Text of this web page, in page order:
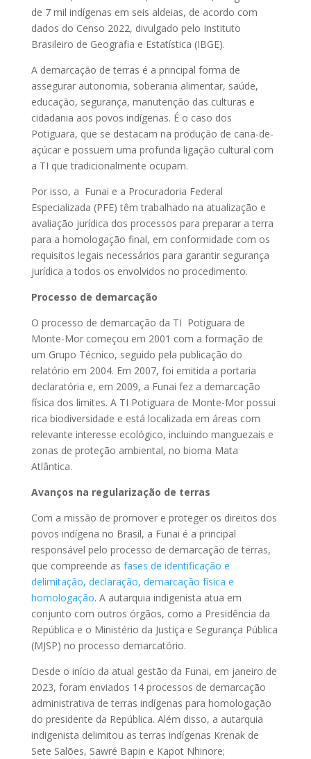
de 7 mil indígenas em seis aldeias, de acordo com
dados do Censo 2022, divulgado pelo Instituto
Brasileiro de Geografia e Estatística (IBGE).
A demarcação de terras é a principal forma de
assegurar autonomia, soberania alimentar, saúde,
educação, segurança, manutenção das culturas e
cidadania aos povos indígenas. É o caso dos
Potiguara, que se destacam na produção de cana-de-
açúcar e possuem uma profunda ligação cultural com
a TI que tradicionalmente ocupam.
Por isso, a Funai e a Procuradoria Federal
Especializada (PFE) têm trabalhado na atualização e
avaliação jurídica dos processos para preparar a terra
para a homologação final, em conformidade com os
requisitos legais necessários para garantir segurança
jurídica a todos os envolvidos no procedimento.
Processo de demarcação
O processo de demarcação da TI Potiguara de
Monte-Mor começou em 2001 com a formação de
um Grupo Técnico, seguido pela publicação do
relatório em 2004. Em 2007, foi emitida a portaria
declaratória e, em 2009, a Funai fez a demarcação
física dos limites. A TI Potiguara de Monte-Mor possui
rica biodiversidade e está localizada em áreas com
relevante interesse ecológico, incluindo manguezais e
zonas de proteção ambiental, no bioma Mata
Atlântica.
Avanços na regularização de terras
Com a missão de promover e proteger os direitos dos
povos indígena no Brasil, a Funai é a principal
responsável pelo processo de demarcação de terras,
que compreende as fases de identificação e
delimitação, declaração, demarcação física e
homologação. A autarquia indigenista atua em
conjunto com outros órgãos, como a Presidência da
República e o Ministério da Justiça e Segurança Pública
(MJSP) no processo demarcatório.
Desde o início da atual gestão da Funai, em janeiro de
2023, foram enviados 14 processos de demarcação
administrativa de terras indígenas para homologação
do presidente da República. Além disso, a autarquia
indigenista delimitou as terras indígenas Krenak de
Sete Salões, Sawré Bapin e Kapot Nhinore;